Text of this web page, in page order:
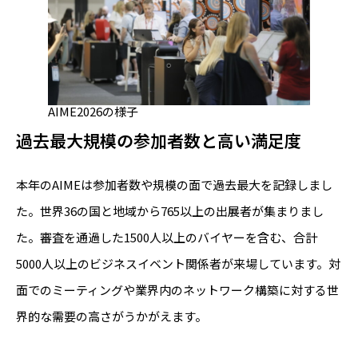
AIME2026の様子
過去最大規模の参加者数と高い満足度
本年のAIMEは参加者数や規模の面で過去最大を記録しまし
た。世界36の国と地域から765以上の出展者が集まりまし
た。審査を通過した1500人以上のバイヤーを含む、合計
5000人以上のビジネスイベント関係者が来場しています。対
面でのミーティングや業界内のネットワーク構築に対する世
界的な需要の高さがうかがえます。